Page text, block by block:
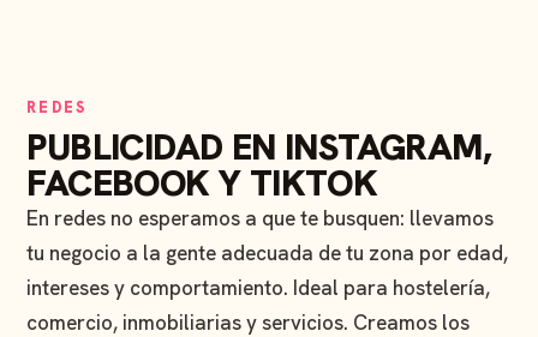
REDES
PUBLICIDAD EN INSTAGRAM,
FACEBOOK Y TIKTOK
En redes no esperamos a que te busquen: llevamos
tu negocio a la gente adecuada de tu zona por edad,
intereses y comportamiento. Ideal para hostelería,
comercio, inmobiliarias y servicios. Creamos los